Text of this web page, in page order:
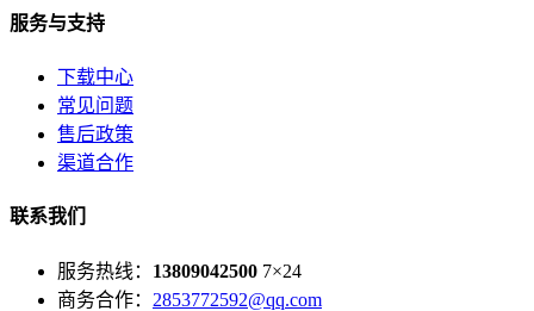
服务与支持
下载中心
常见问题
售后政策
渠道合作
联系我们
服务热线： 13809042500 7×24
商务合作： 2853772592@qq.com